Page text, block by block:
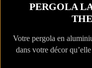
PERGOLA
Votre pergola en
dans votre décor